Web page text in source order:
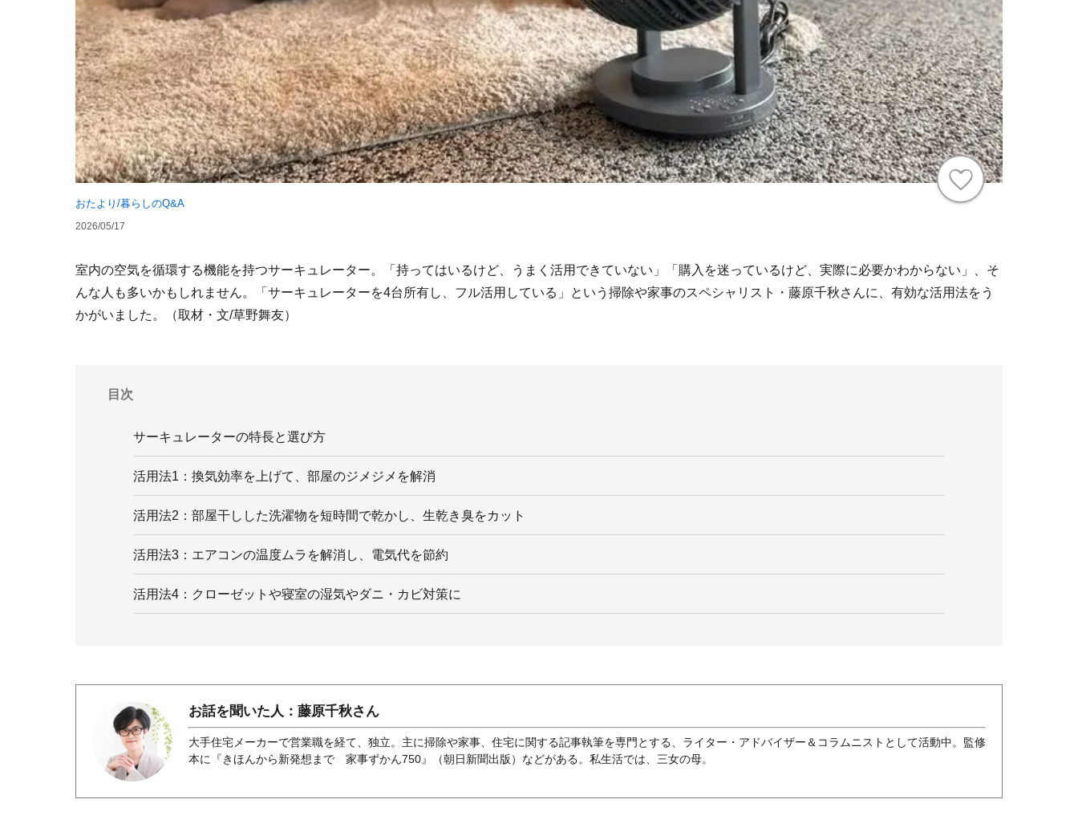
おたより/暮らしのQ&A
2026/05/17
室内の空気を循環する機能を持つサーキュレーター。「持ってはいるけど、うまく活用できていない」「購入を迷っているけど、実際に必要かわからない」、そ
んな人も多いかもしれません。「サーキュレーターを4台所有し、フル活用している」という掃除や家事のスペシャリスト・藤原千秋さんに、有効な活用法をう
かがいました。（取材・文/草野舞友）
目次
サーキュレーターの特長と選び方
活用法1：換気効率を上げて、部屋のジメジメを解消
活用法2：部屋干しした洗濯物を短時間で乾かし、生乾き臭をカット
活用法3：エアコンの温度ムラを解消し、電気代を節約
活用法4：クローゼットや寝室の湿気やダニ・カビ対策に
お話を聞いた人：藤原千秋さん
大手住宅メーカーで営業職を経て、独立。主に掃除や家事、住宅に関する記事執筆を専門とする、ライター・アドバイザー＆コラムニストとして活動中。監修
本に『きほんから新発想まで 家事ずかん750』（朝日新聞出版）などがある。私生活では、三女の母。